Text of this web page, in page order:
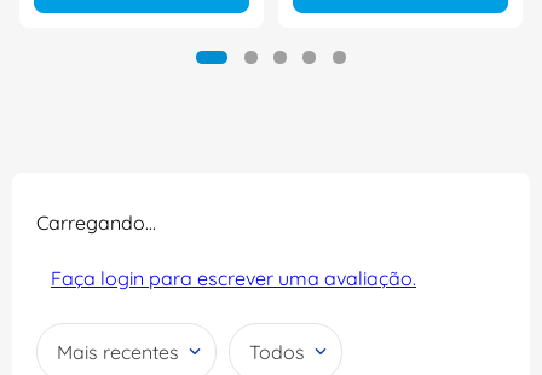
Carregando…
Faça login para escrever uma avaliação.
Mais recentes Todos